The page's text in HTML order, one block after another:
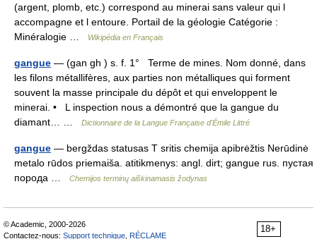
(argent, plomb, etc.) correspond au minerai sans valeur qui l
accompagne et l entoure. Portail de la géologie Catégorie :
Minéralogie …
Wikipédia en Français
gangue — (gan gh ) s. f. 1° Terme de mines. Nom donné, dans
les filons métallifères, aux parties non métalliques qui forment
souvent la masse principale du dépôt et qui enveloppent le
minerai. • L inspection nous a démontré que la gangue du
diamant… …
Dictionnaire de la Langue Française d'Émile Littré
gangue — bergždas statusas T sritis chemija apibrėžtis Nerūdinė
metalo rūdos priemaiša. atitikmenys: angl. dirt; gangue rus. пустая
порода …
Chemijos terminų aiškinamasis žodynas
18+
© Academic, 2000-2026
Contactez-nous: Support technique RÉCLAME